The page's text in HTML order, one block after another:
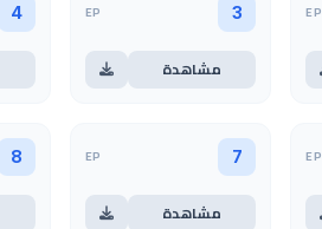
EP
3
EP
مشاهدة
4
EP
7
EP
مشاهدة
8